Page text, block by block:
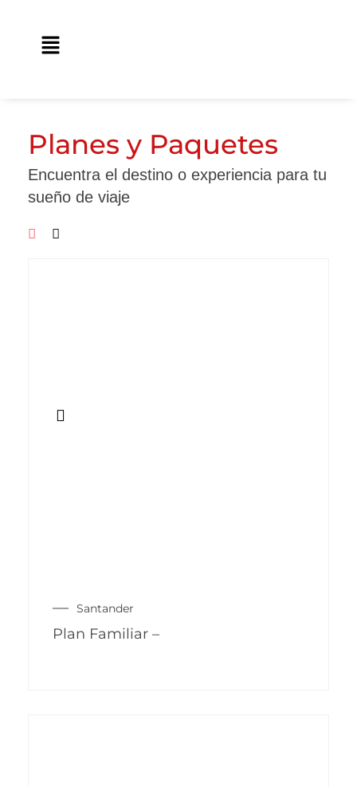
Main
Planes y Paquetes
Encuentra el destino o experiencia para tu
sueño de viaje
Santander
Plan Familiar –